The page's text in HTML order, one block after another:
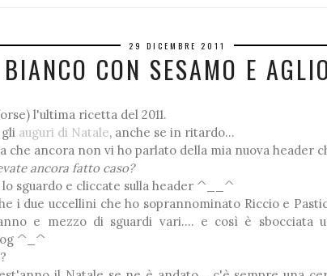
29 DICEMBRE 2011
CON SESAMO E
l'ultima ricetta del 2011.
auguri di Natale, anche se in ritardo...
che ancora non vi ho parlato della mia nuova header
ancora fatto caso?
lo sguardo e cliccate sulla header ^__^
i due uccellini che ho soprannominato Riccio e
e mezzo di sguardi vari.... e così è sbocciata
^_^
*